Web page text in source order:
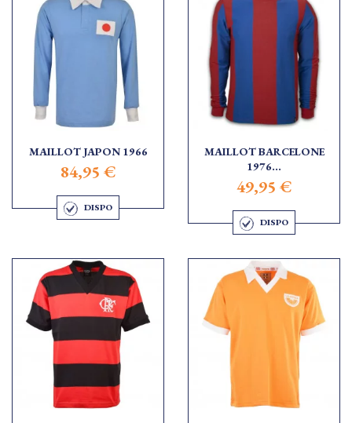
MAILLOT JAPON 1966
84,95 €
DISPO
MAILLOT BARCELONE
1976...
49,95 €
DISPO